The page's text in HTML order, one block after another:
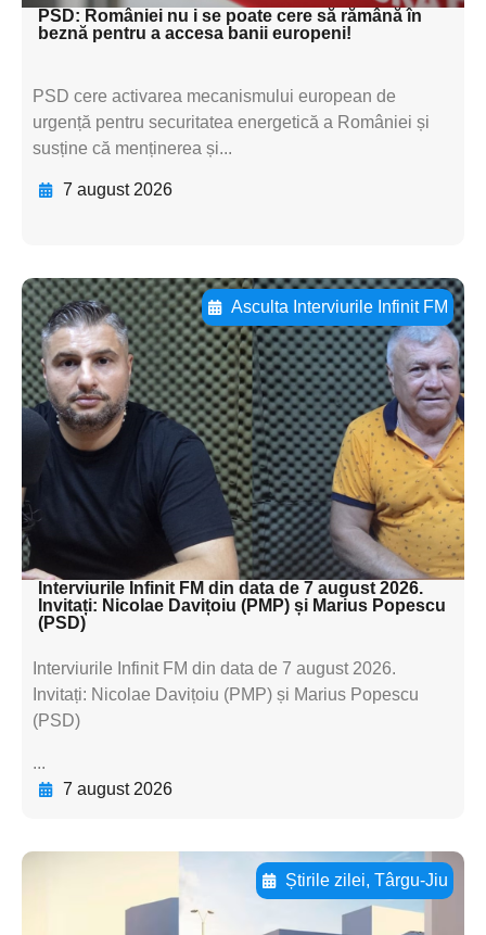
PSD: României nu i se poate cere să rămână în
beznă pentru a accesa banii europeni!
PSD cere activarea mecanismului european de
urgență pentru securitatea energetică a României și
susține că menținerea și...
7 august 2026
Asculta Interviurile Infinit FM
Adaugă aici textul pentru
subtitluAdaugă aici
textul pentru
subtitluAdaugă aici
textul pentru
subtitluAdaugă aici
textul pentru subti
Interviurile Infinit FM din data de 7 august 2026.
Invitați: Nicolae Davițoiu (PMP) și Marius Popescu
(PSD)
Interviurile Infinit FM din data de 7 august 2026.
Invitați: Nicolae Davițoiu (PMP) și Marius Popescu
(PSD)
...
7 august 2026
Știrile zilei, Târgu-Jiu
Adaugă aici textul pentru